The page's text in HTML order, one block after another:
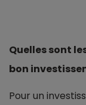
Quelles sont
bon
Pour un